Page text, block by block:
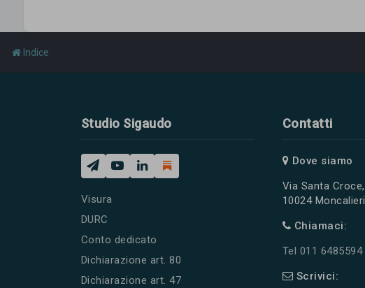
Indice
Studio Sigaudo
Visura
DURC
Conto dedicato
Dichiarazione art. 80
Dichiarazione art. 47
Contatti
Dove siamo
Via Santa
10024
Chiamaci:
Tel 011 6485594
Scrivici: